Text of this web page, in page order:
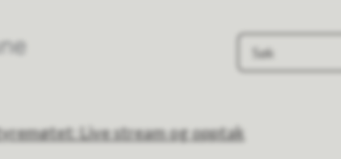
Live stream og opptak